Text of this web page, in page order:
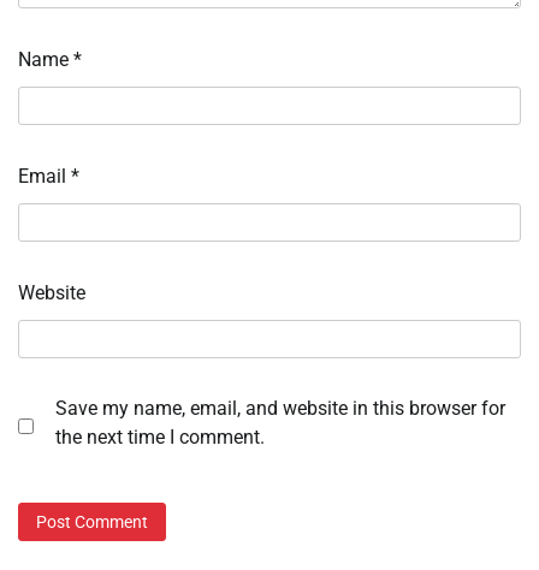
Name *
Email *
Website
Save my name, email, and website in this browser for
the next time I comment.